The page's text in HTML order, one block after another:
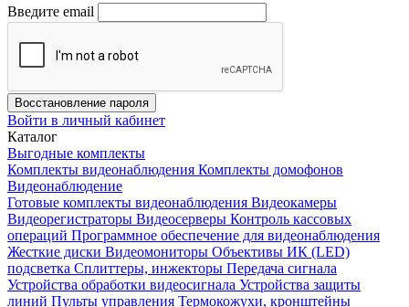
Введите email
Восстановление пароля
Войти в личный кабинет
Каталог
Выгодные комплекты
Комплекты видеонаблюдения Комплекты домофонов
Видеонаблюдение
Готовые комплекты видеонаблюдения Видеокамеры
Видеорегистраторы Видеосерверы Контроль кассовых
операций Программное обеспечение для видеонаблюдения
Жесткие диски Видеомониторы Объективы ИК (LED)
подсветка Сплиттеры, инжекторы Передача сигнала
Устройства обработки видеосигнала Устройства защиты
линий Пульты управления Термокожухи, кронштейны